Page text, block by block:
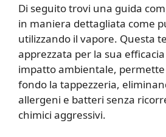
Di seguito trovi una guida
in maniera dettagliata come
utilizzando il vapore. Questa
apprezzata per la sua
impatto ambientale, permette
fondo la tappezzeria,
allergeni e batteri senza
chimici aggressivi.